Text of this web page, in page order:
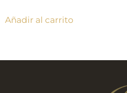
Añadir al carrito